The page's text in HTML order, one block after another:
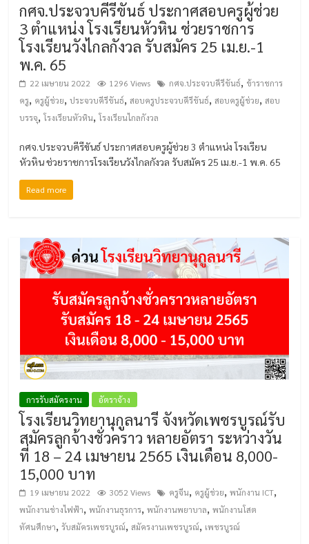
กศจ.ประจวบคีรีขันธ์ ประกาศสอบครูผู้ช่วย
3 ตำแหน่ง โรงเรียนหัวหิน ช่วยราชการ
โรงเรียนวังไกลกังวล รับสมัคร 25 เม.ย.-1
พ.ค. 65
22 เมษายน 2022 1296 Views กศจ.ประจวบคีรีขันธ์, ข้าราชการ
ครู, ครูผู้ช่วย,ประจวบคีรีขันธ์,สอบครูประจวบคีรีขันธ์,สอบครูผู้ช่วย,สอบ
บรรจุ,โรงเรียนหัวหิน,โรงเรียนไกลกังวล
กศจ.ประจวบคีรีขันธ์ ประกาศสอบครูผู้ช่วย 3 ตำแหน่ง โรงเรียน
หัวหิน ช่วยราชการโรงเรียนวังไกลกังวล รับสมัคร 25 เม.ย.-1 พ.ค. 65
Read more
การรับสมัครงาน อัตราจ้าง
โรงเรียนวิทยานุกูลนารี จังหวัดเพชรบูรณ์รับ
สมัครลูกจ้างชั่วคราว หลายอัตรา ระหว่างวัน
ที่ 18 – 24 เมษายน 2565 เงินเดือน 8,000-
15,000 บาท
19 เมษายน 2022 3052 Views ครูจีน, ครูผู้ช่วย,พนักงาน ICT,
พนักงานช่างไฟฟ้า,พนักงานธุรการ,พนักงานพยาบาล,พนักงานโสต
ทัศนศึกษา,รับสมัครเพชรบูรณ์,สมัครงานเพชรบูรณ์, เพชรบูรณ์